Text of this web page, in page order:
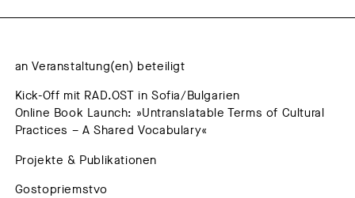
an Veranstaltung(en) beteiligt
Kick-Off mit RAD.OST in Sofia/Bulgarien
Online Book Launch: »Untranslatable Terms of Cultural
Practices – A Shared Vocabulary«
Projekte & Publikationen
Gostopriemstvo